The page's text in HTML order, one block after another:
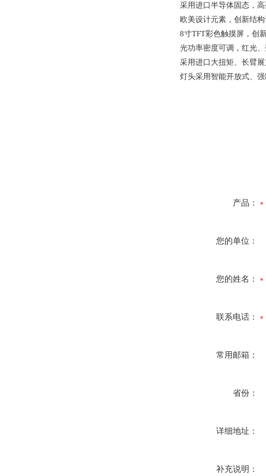
采用进口半导体固态，
欧美设计元素，创新结
8寸TFT彩色触摸屏，创
光功率密度可调，红光
采用进口大扭矩、长臂
灯头采用智能开放式、
产品：
您的单位：
您的姓名：
联系电话：
常用邮箱：
省份：
详细地址：
补充说明：